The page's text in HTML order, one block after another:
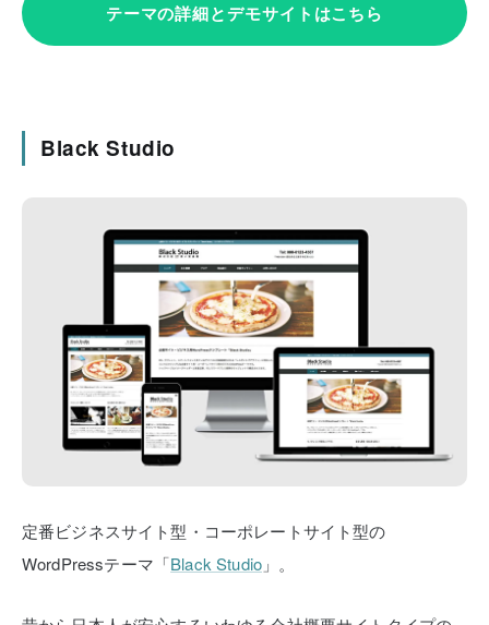
テーマの詳細とデモサイトはこちら
Black Studio
定番ビジネスサイト型・コーポレートサイト型の
WordPressテーマ「Black Studio 」。